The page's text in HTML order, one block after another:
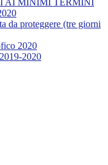
AI MINIMI TERMINI
da proteggere (tre giorni
2020
2020